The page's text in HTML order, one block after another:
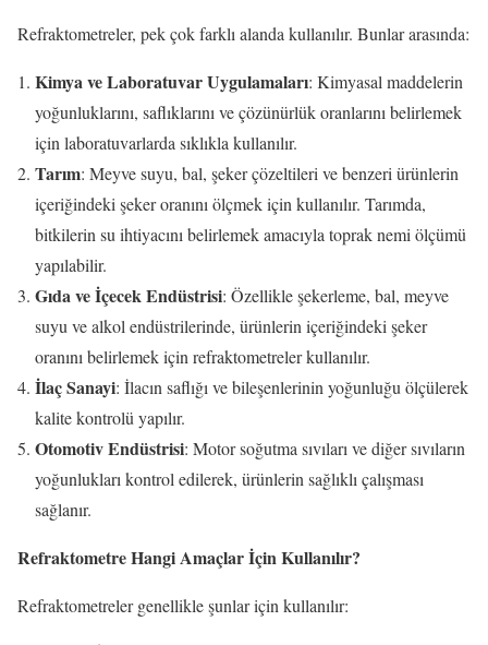
Refraktometreler, pek çok farklı alanda kullanılır. Bunlar arasında:
Kimya ve Laboratuvar Uygulamaları: Kimyasal maddelerin
yoğunluklarını, saflıklarını ve çözünürlük oranlarını belirlemek
için laboratuvarlarda sıklıkla kullanılır.
Tarım: Meyve suyu, bal, şeker çözeltileri ve benzeri ürünlerin
içeriğindeki şeker oranını ölçmek için kullanılır. Tarımda,
bitkilerin su ihtiyacını belirlemek amacıyla toprak nemi ölçümü
yapılabilir.
Gıda ve İçecek Endüstrisi: Özellikle şekerleme, bal, meyve
suyu ve alkol endüstrilerinde, ürünlerin içeriğindeki şeker
oranını belirlemek için refraktometreler kullanılır.
İlaç Sanayi: İlacın saflığı ve bileşenlerinin yoğunluğu ölçülerek
kalite kontrolü yapılır.
Otomotiv Endüstrisi: Motor soğutma sıvıları ve diğer sıvıların
yoğunlukları kontrol edilerek, ürünlerin sağlıklı çalışması
sağlanır.
Refraktometre Hangi Amaçlar İçin Kullanılır?
Refraktometreler genellikle şunlar için kullanılır: